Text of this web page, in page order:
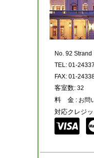
No. 92
TEL: 01-
FAX: 01-
客室数: 32
料 金 : お問
対応クレジ